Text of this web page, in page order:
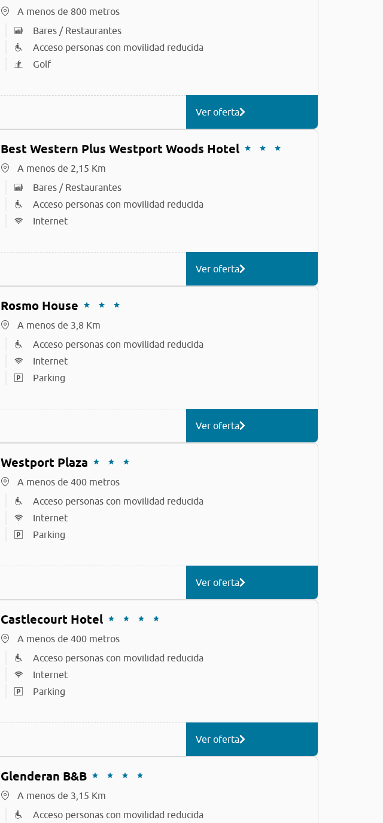
A menos de 800 metros
Bares / Restaurantes
Acceso personas con movilidad reducida
Golf
Ver oferta
Best Western Plus Westport Woods Hotel
A menos de 2,15 Km
Bares / Restaurantes
Acceso personas con movilidad reducida
Internet
Ver oferta
Rosmo House
A menos de 3,8 Km
Acceso personas con movilidad reducida
Internet
Parking
Ver oferta
Westport Plaza
A menos de 400 metros
Acceso personas con movilidad reducida
Internet
Parking
Ver oferta
Castlecourt Hotel
A menos de 400 metros
Acceso personas con movilidad reducida
Internet
Parking
Ver oferta
Glenderan B&B
A menos de 3,15 Km
Acceso personas con movilidad reducida